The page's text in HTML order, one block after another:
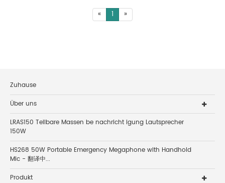
« 1 »
Zuhause
Über uns
LRAS150 Teilbare Massen be nachricht igung Lautsprecher
150W
HS268 50W Portable Emergency Megaphone with Handhold
Mic - 翻译中...
Produkt